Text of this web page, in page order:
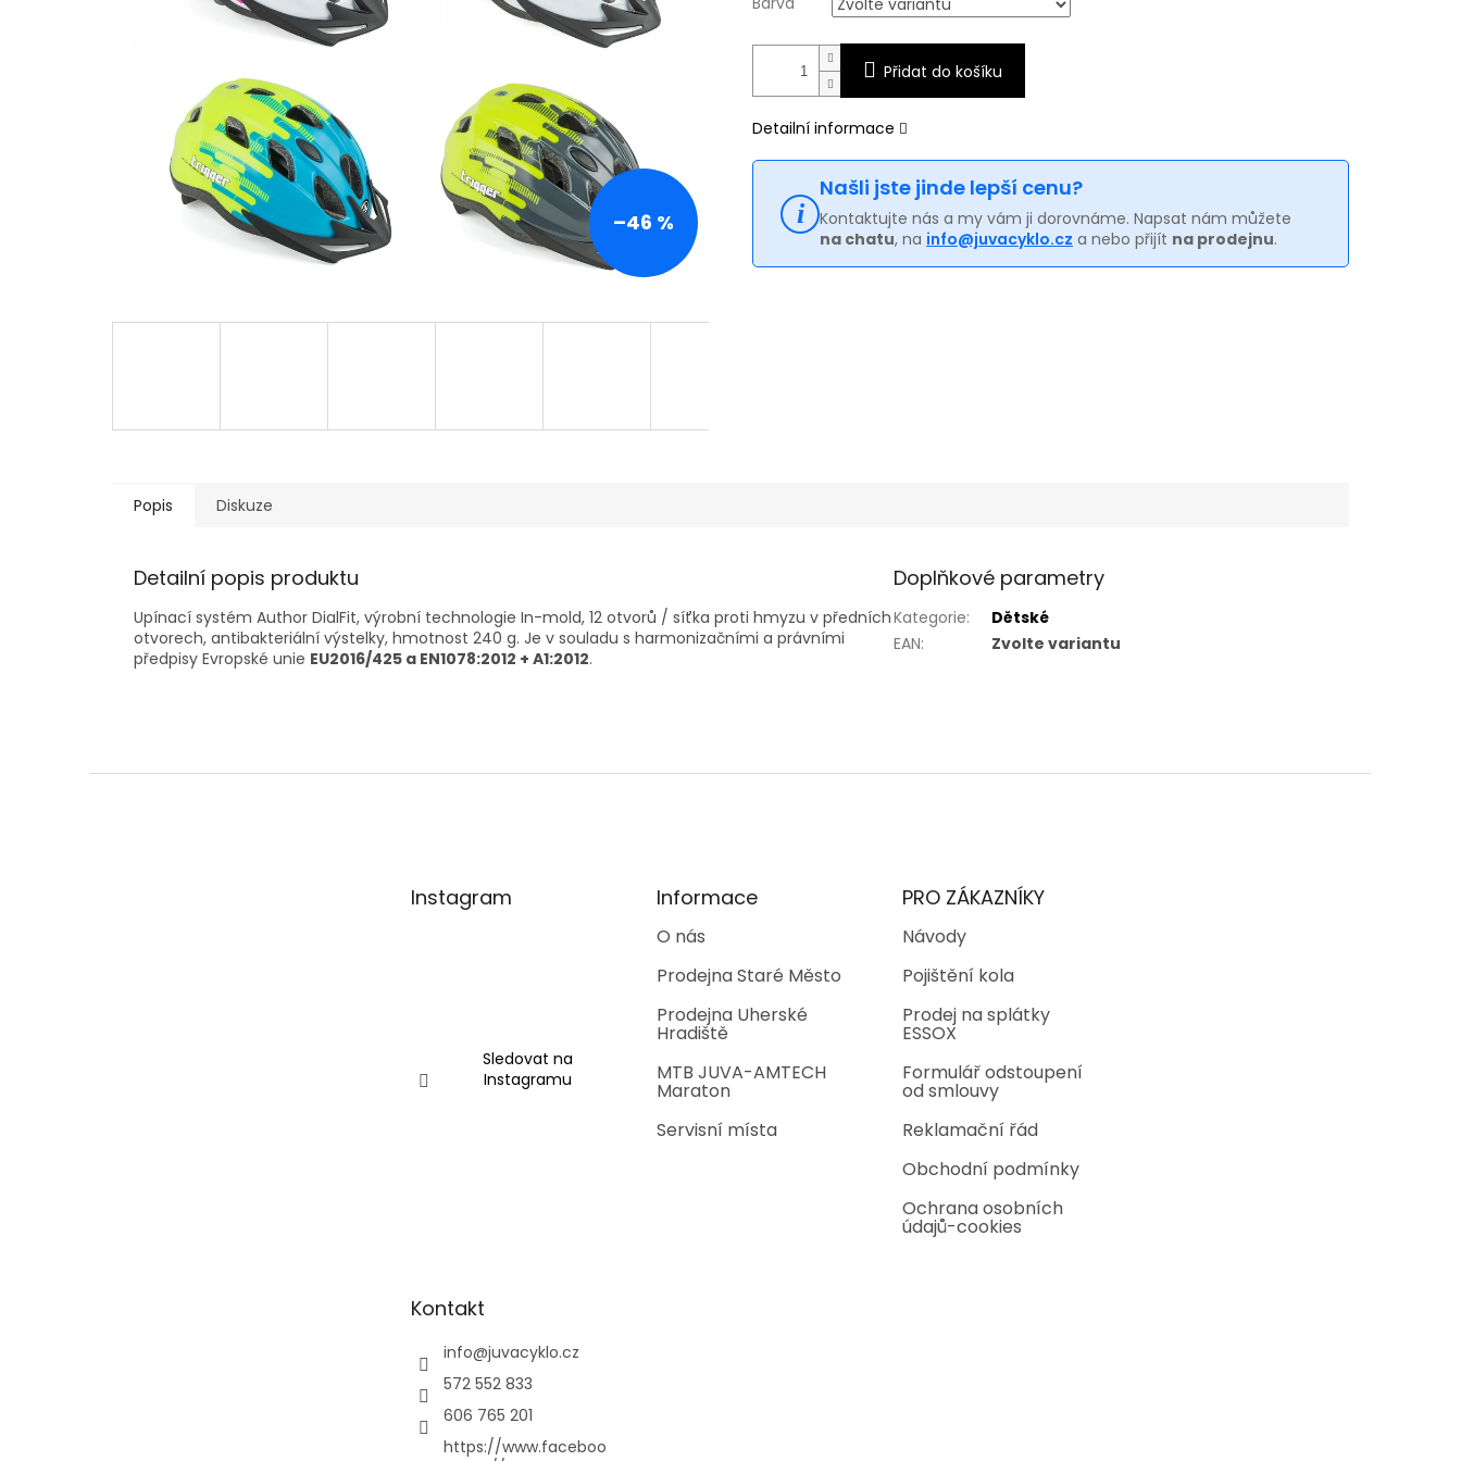
–46 %
Přidat do košíku
Detailní informace
Našli jste jinde lepší cenu?
Kontaktujte nás a my vám ji dorovnáme. Napsat nám můžete
na chatu, na info@juvacyklo.cz a nebo přijít na prodejnu.
Popis Diskuze
Detailní popis produktu
Upínací systém Author DialFit, výrobní technologie In-mold, 12 otvorů / síťka proti hmyzu v předních
otvorech, antibakteriální výstelky, hmotnost 240 g. Je v souladu s harmonizačními a právními
předpisy Evropské unie EU2016/425 a EN1078:2012 + A1:2012.
Doplňkové parametry
Kategorie:
Dětské
EAN: Zvolte variantu
Instagram
Sledovat na
Instagramu
Informace
O nás
Prodejna Staré Město
Prodejna Uherské
Hradiště
MTB JUVA-AMTECH
Maraton
Servisní místa
PRO ZÁKAZNÍKY
Návody
Pojištění kola
Prodej na splátky
ESSOX
Formulář odstoupení
od smlouvy
Reklamační řád
Obchodní podmínky
Ochrana osobních
údajů-cookies
Kontakt
info@juvacyklo.cz
572 552 833
606 765 201
https://www.faceboo